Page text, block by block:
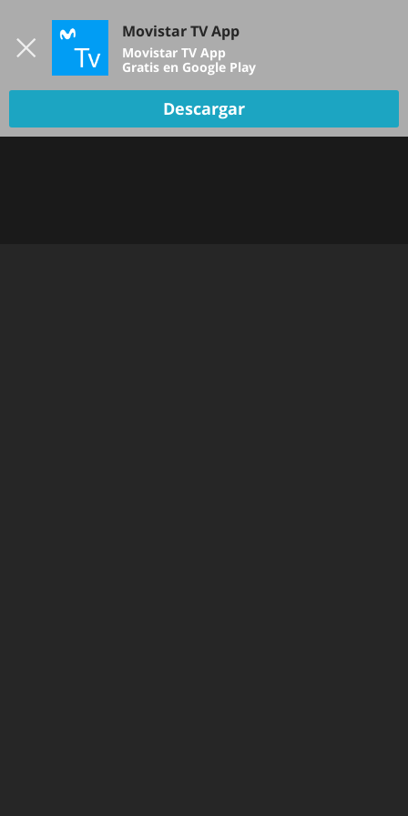
TV EN VIVO
Movistar TV App
Movistar TV App
Gratis en Google Play
Descargar